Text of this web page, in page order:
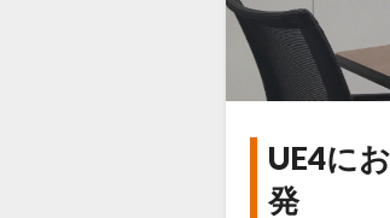
シ
ス
テ
SUBARU
UE4
UE4に
発